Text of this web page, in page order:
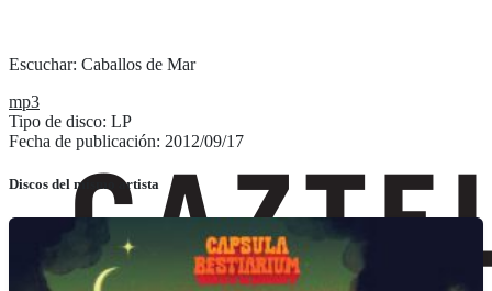
Escuchar: Caballos de Mar
mp3
Tipo de disco: LP
Fecha de publicación: 2012/09/17
Discos del mismo artista